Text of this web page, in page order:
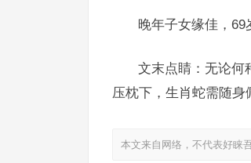
晚年子女缘佳，69
文末点睛：无论何
压枕下，生肖蛇需随身
本文来自网络，不代表好睐